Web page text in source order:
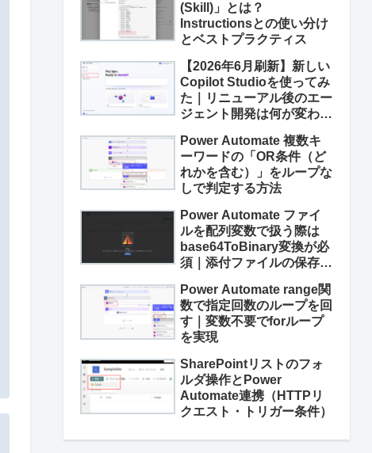
(Skill)」とは？
Instructionsとの使い分け
とベストプラクティス
【2026年6月刷新】新しい
Copilot Studioを使ってみ
た｜リニューアル後のエー
ジェント開発は何が変わっ
Power Automate 複数キ
ーワードの「OR条件（ど
れかを含む）」をループな
しで判定する方法
Power Automate ファイ
ルを配列変数で扱う際は
base64ToBinary変換が必
須｜添付ファイルの保存な
Power Automate range関
数で指定回数のループを回
す｜変数不要でforループ
を実現
SharePointリストのフォ
ルダ操作とPower
Automate連携（HTTPリ
クエスト・トリガー条件）